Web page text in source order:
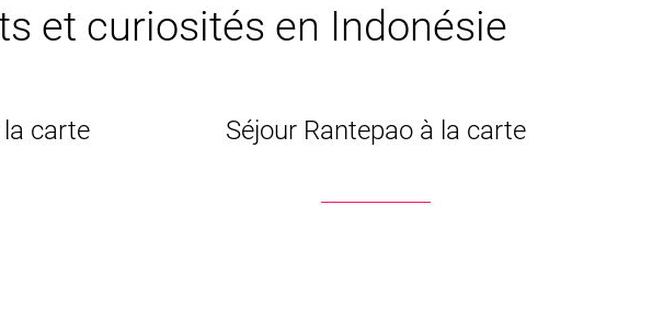
et curiosités en Indonésie
la carte Séjour Rantepao à la carte